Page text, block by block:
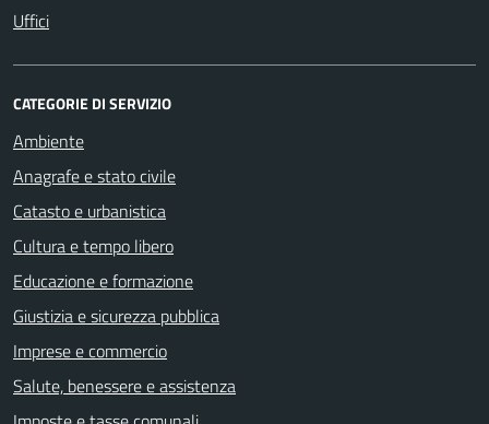
Uffici
CATEGORIE DI SERVIZIO
Ambiente
Anagrafe e stato civile
Catasto e urbanistica
Cultura e tempo libero
Educazione e formazione
Giustizia e sicurezza pubblica
Imprese e commercio
Salute, benessere e assistenza